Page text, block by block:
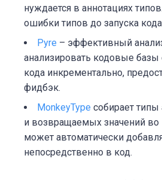
нуждается в аннотациях
ошибки типов до запуска
Pyre – эффективный
анализировать кодовые
кода инкрементально,
фидбэк.
MonkeyType собирает
и возвращаемых значений
может автоматически
непосредственно в код.